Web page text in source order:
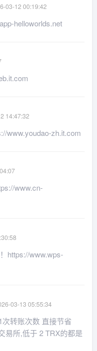
03-12 00:19:42
helloworlds.net
14:47:32
www.youdao-zh.it.com
www.cn-
https://www.wps-
03-13 05:55:34
转账次数 直接节省
易所,低于 2 TRX的都是